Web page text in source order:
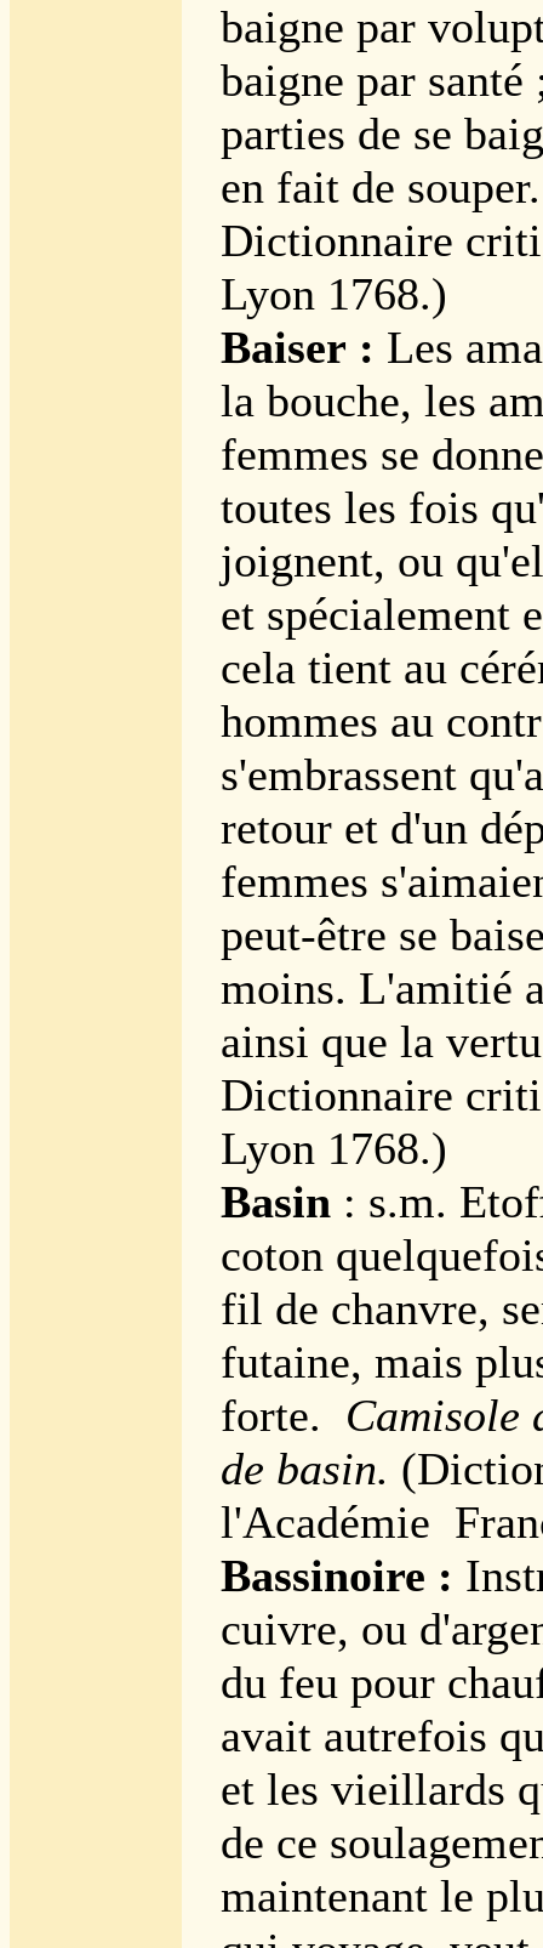
baigne par
baigne par
parties de se
en fait de
Dictionnaire
Lyon 1768.)
Baiser : Les
la bouche, les
femmes se
toutes les fois
joignent, ou
et spécialement
cela tient au
hommes au
s'embrassent
retour et d'un
femmes
peut-être se
moins. L'amitié
ainsi que la
Dictionnaire
Lyon 1768.)
Basin : s.m.
coton
fil de chanvre,
futaine, mais
forte. Camisole
de basin.
l'Académie
Bassinoire :
cuivre, ou
du feu pour
avait autrefois
et les vieillards
de ce
maintenant le